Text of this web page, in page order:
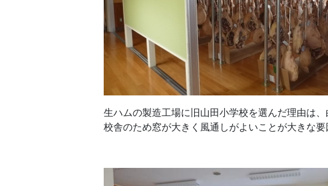
生ハムの製造工場に旧山田小学校を選んだ理由は
校舎のため窓が大きく風通しがよいことが大きな要